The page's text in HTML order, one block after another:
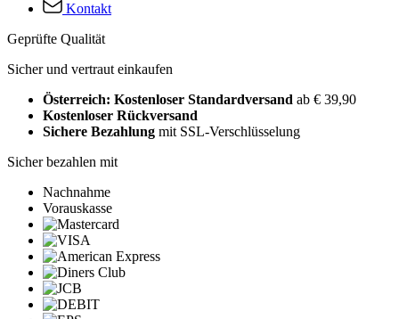
Kontakt
Geprüfte Qualität
Sicher und vertraut einkaufen
Österreich: Kostenloser Standardversand ab € 39,90
Kostenloser Rückversand
Sichere Bezahlung mit SSL-Verschlüsselung
Sicher bezahlen mit
Nachnahme
Vorauskasse